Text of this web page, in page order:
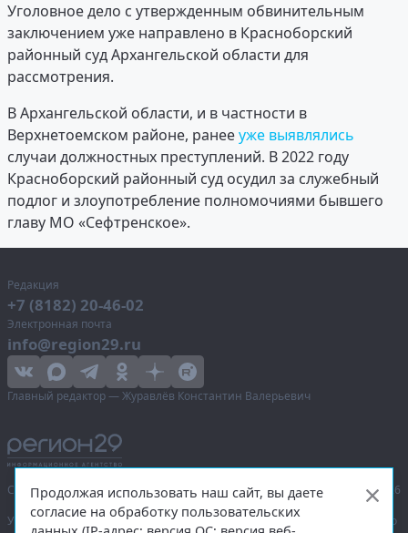
Уголовное дело с утвержденным обвинительным
заключением уже направлено в Красноборский
районный суд Архангельской области для
рассмотрения.
В Архангельской области, и в частности в
Верхнетоемском районе, ранееуже выявлялись
случаи должностных преступлений. В 2022 году
Красноборский районный суд осудил за служебный
подлог и злоупотребление полномочиями бывшего
главу МО «Сефтренское».
Редакция
+7 (8182) 20-46-02
Электронная почта
info@region29.ru
Главный редактор — Журавлёв Константин Валерьевич
Сетевое издание «Информационное агентство Регион 29»,
© 2016–2026
Учредитель — общество с ограниченной ответственностью «Агентство
Продолжая использовать наш сайт, вы даете
согласие на обработку пользовательских